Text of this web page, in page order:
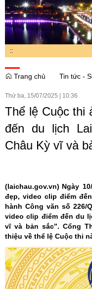
::
Trang chủ
Tin tức -
Thứ ba, 15/07/2025 10:36
Thể lệ Cuộc thi
đến du lịch
Châu Kỳ vĩ và
(laichau.gov.vn) Ngày
đẹp, video clip điểm
hành Công văn số 226/
video clip điểm đến du
vĩ và bản sắc”. Cổng
thiệu về thể lệ Cuộc thi